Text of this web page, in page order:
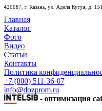
420087, г. Казань, ул. Аделя Кутуя, д. 151
Главная
Каталог
Фото
Видео
Статьи
Контакты
Политика
+7 (800) 511-36-07
info@dozprom.ru
- оптимизация